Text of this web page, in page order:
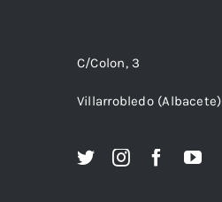
C/Colon, 3
Villarrobledo (Albacete)